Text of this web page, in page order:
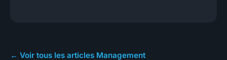
← Voir tous les articles Management